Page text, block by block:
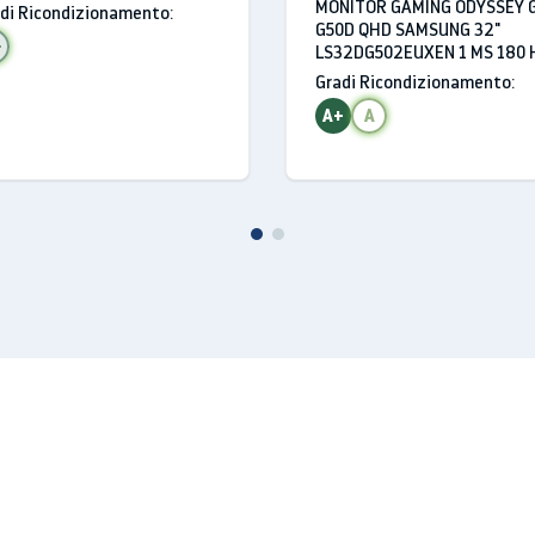
utilizzando un singolo cavo per il collegamento.
Ricondizionamento:
MONITOR GAMING ODYSSEY
G50D QHD SAMSUNG 32"
LS32DG502EUXEN 1 MS 180
HDMI HDR
Gradi Ricondizionamento:
A+
A